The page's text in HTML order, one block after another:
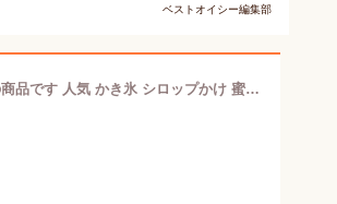
ベストオイシー編集部
氷シロップかけ 丸型ポイントシロップかけ1,000cc 画像右側の商品です 人気 かき氷 シロップかけ 蜜 氷蜜かけ 蜜かけ おすすめ シロップかけ 氷蜜 蜜かけ コンク コンクかけ シロップ容器 かき氷 お祭り 縁日 イベント かき氷道具 かき氷備品 カキ氷 カキ氷備品 氷用品